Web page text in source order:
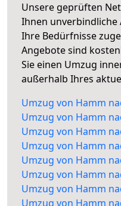
Unsere geprüften
Ihnen unverbindliche
Ihre Bedürfnisse
Angebote sind
Sie einen Umzug
außerhalb Ihres
Umzug von Hamm
Umzug von Hamm
Umzug von Hamm
Umzug von Hamm
Umzug von Hamm
Umzug von Hamm
Umzug von Hamm
Umzug von Hamm